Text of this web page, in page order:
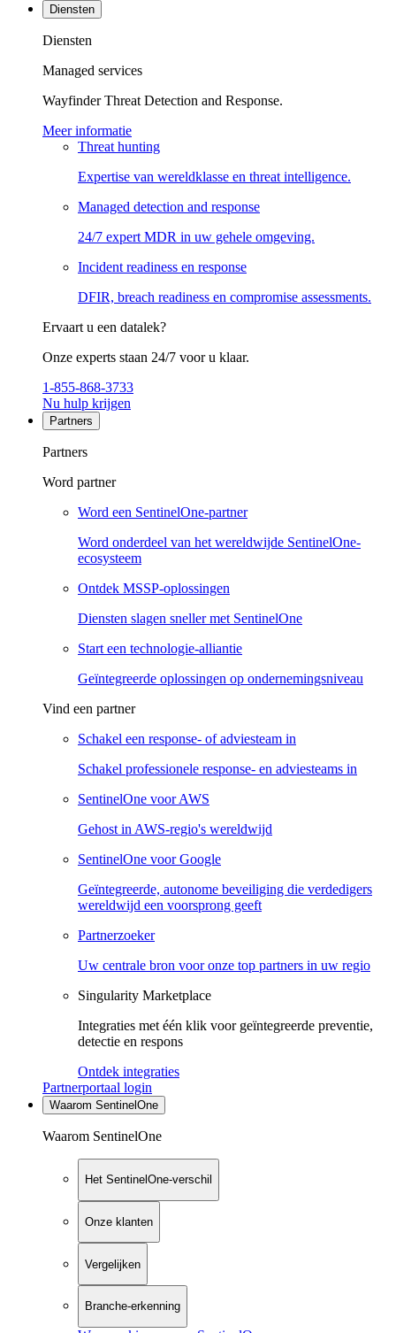
Diensten
Diensten
Managed services
Wayfinder Threat Detection and Response.
Meer informatie
Threat hunting
Expertise van wereldklasse en threat intelligence.
Managed detection and response
24/7 expert MDR in uw gehele omgeving.
Incident readiness en response
DFIR, breach readiness en compromise assessments.
Ervaart u een datalek?
Onze experts staan 24/7 voor u klaar.
1-855-868-3733
Nu hulp krijgen
Partners
Partners
Word partner
Word een SentinelOne-partner
Word onderdeel van het wereldwijde SentinelOne-
ecosysteem
Ontdek MSSP-oplossingen
Diensten slagen sneller met SentinelOne
Start een technologie-alliantie
Geïntegreerde oplossingen op ondernemingsniveau
Vind een partner
Schakel een response- of adviesteam in
Schakel professionele response- en adviesteams in
SentinelOne voor AWS
Gehost in AWS-regio's wereldwijd
SentinelOne voor Google
Geïntegreerde, autonome beveiliging die verdedigers
wereldwijd een voorsprong geeft
Partnerzoeker
Uw centrale bron voor onze top partners in uw regio
Singularity Marketplace
Integraties met één klik voor geïntegreerde preventie,
detectie en respons
Ontdek integraties
Partnerportaal login
Waarom SentinelOne
Waarom SentinelOne
Het SentinelOne-verschil
Onze klanten
Vergelijken
Branche-erkenning